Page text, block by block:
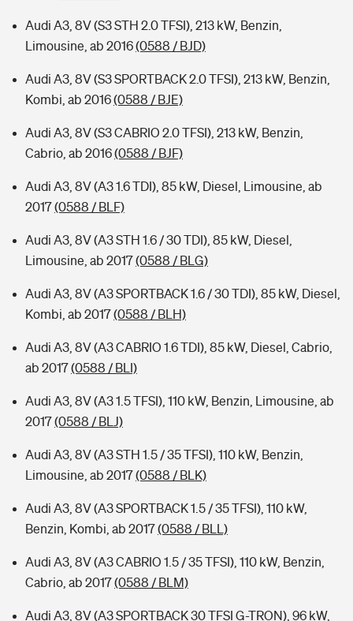
Audi A3, 8V (S3 STH 2.0 TFSI), 213 kW, Benzin,
Limousine, ab 2016(0588 / BJD)
Audi A3, 8V (S3 SPORTBACK 2.0 TFSI), 213 kW, Benzin,
Kombi, ab 2016(0588 / BJE)
Audi A3, 8V (S3 CABRIO 2.0 TFSI), 213 kW, Benzin,
Cabrio, ab 2016(0588 / BJF)
Audi A3, 8V (A3 1.6 TDI), 85 kW, Diesel, Limousine, ab
2017(0588 / BLF)
Audi A3, 8V (A3 STH 1.6 / 30 TDI), 85 kW, Diesel,
Limousine, ab 2017(0588 / BLG)
Audi A3, 8V (A3 SPORTBACK 1.6 / 30 TDI), 85 kW, Diesel,
Kombi, ab 2017(0588 / BLH)
Audi A3, 8V (A3 CABRIO 1.6 TDI), 85 kW, Diesel, Cabrio,
ab 2017(0588 / BLI)
Audi A3, 8V (A3 1.5 TFSI), 110 kW, Benzin, Limousine, ab
2017(0588 / BLJ)
Audi A3, 8V (A3 STH 1.5 / 35 TFSI), 110 kW, Benzin,
Limousine, ab 2017(0588 / BLK)
Audi A3, 8V (A3 SPORTBACK 1.5 / 35 TFSI), 110 kW,
Benzin, Kombi, ab 2017(0588 / BLL)
Audi A3, 8V (A3 CABRIO 1.5 / 35 TFSI), 110 kW, Benzin,
Cabrio, ab 2017(0588 / BLM)
Audi A3, 8V (A3 SPORTBACK 30 TFSI G-TRON), 96 kW,